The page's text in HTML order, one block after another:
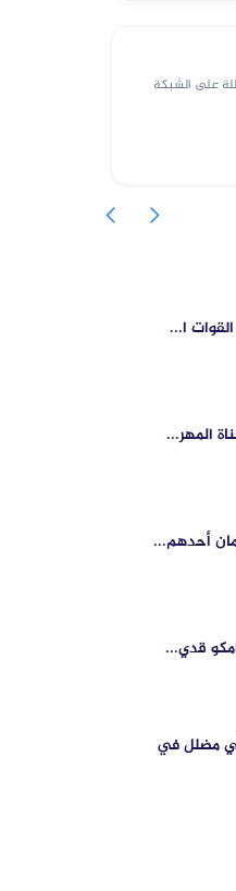
على الشبكة
ا...
المهر...
أحدهم...
قدي...
مضلل في